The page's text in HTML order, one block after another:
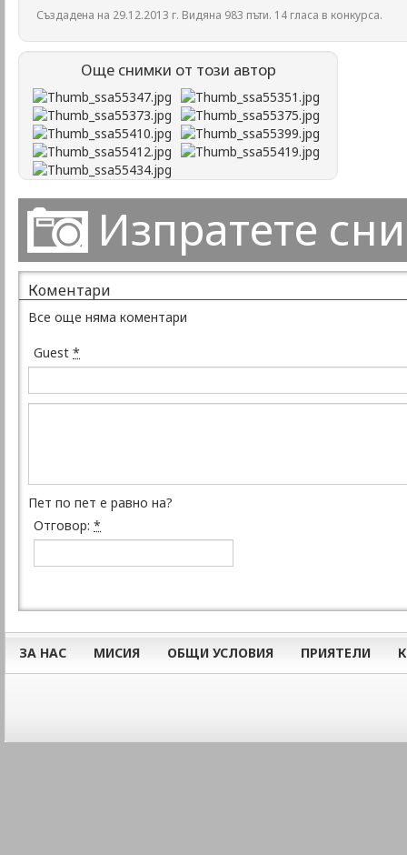
Създадена на 29.12.2013 г. Видяна 983 пъти. 14 гласа в конкурса.
Още снимки от този автор
Изпратете
Коментари
Все още няма коментари
Guest *
Пет по пет е равно на?
Отговор: *
ЗА НАС МИСИЯ ОБЩИ УСЛОВИЯ ПРИЯТЕЛИ